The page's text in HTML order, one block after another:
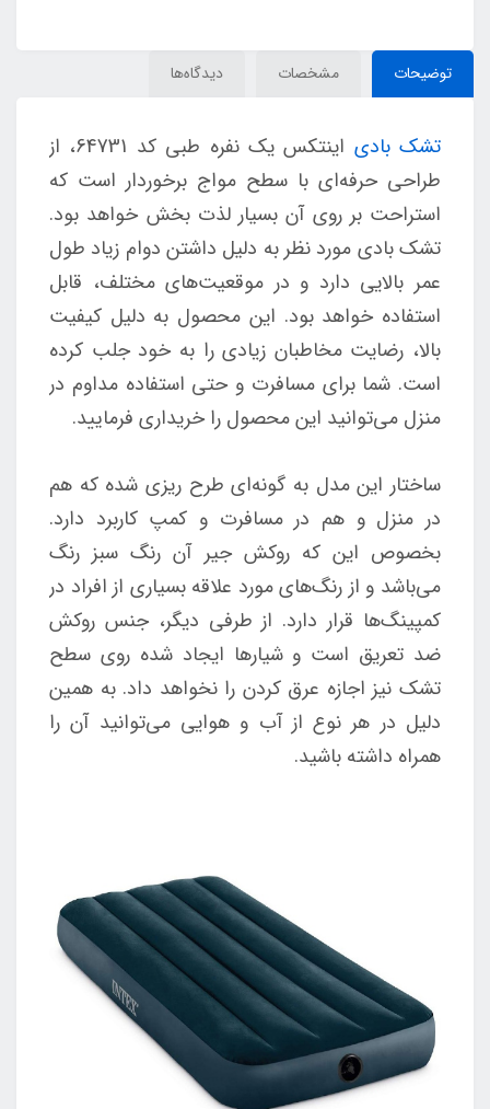
توضیحات مشخصات دیدگاه‌ها
تشک بادی
اینتکس یک نفره طبی کد 64731، از
طراحی حرفه‌ای با سطح مواج برخوردار است که
استراحت بر روی آن بسیار لذت بخش خواهد بود.
تشک بادی مورد نظر به دلیل داشتن دوام زیاد طول
عمر بالایی دارد و در موقعیت‌های مختلف، قابل
استفاده خواهد بود. این محصول به دلیل کیفیت
بالا، رضایت مخاطبان زیادی را به خود جلب کرده
است. شما برای مسافرت و حتی استفاده مداوم در
منزل می‌توانید این محصول را خریداری فرمایید.
ساختار این مدل به گونه‌ای طرح ریزی شده که هم
در منزل و هم در مسافرت و کمپ کاربرد دارد.
بخصوص این که روکش جیر آن رنگ سبز رنگ
می‌باشد و از رنگ‌های مورد علاقه بسیاری از افراد در
کمپینگ‌ها قرار دارد. از طرفی دیگر، جنس روکش
ضد تعریق است و شیارها ایجاد شده روی سطح
تشک نیز اجازه عرق کردن را نخواهد داد. به همین
دلیل در هر نوع از آب و هوایی می‌توانید آن را
همراه داشته باشید.